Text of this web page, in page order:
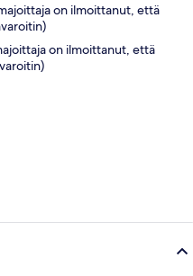
on ilmoittanut, että
on ilmoittanut, että